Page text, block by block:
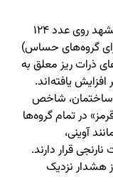
در ۲۴ ساعت اخیر نیز شاخص کلی هوای مشهد روی عدد ۱۲۴
گروه‌های حساس)
ذرات ریز معلق به
ساختمان، شاخص
«قرمز» در تمام گروه‌ها
آوینی،
قرار دارند.
هشدار نزدیک